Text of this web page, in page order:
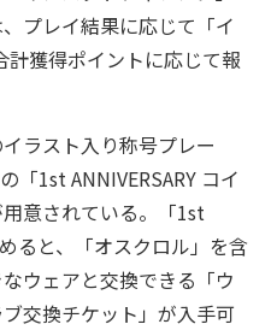
プレイ結果に応じて「イ
計獲得ポイントに応じて報
ラスト入り称号プレー
「1st ANNIVERSARY コイ
意されている。「1st
ると、「オスクロル」を含
ウェアと交換できる「ウ
交換チケット」が入手可